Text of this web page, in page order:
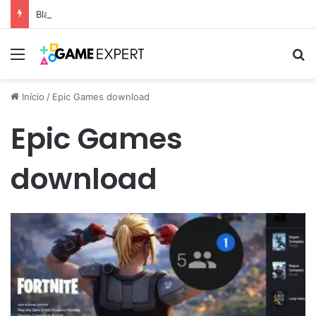
Black Friday: descontos incríveis em eletrônicos
Menu
Início / Epic Games download
Epic Games
download